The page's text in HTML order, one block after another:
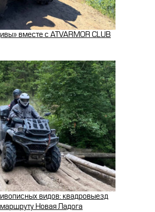
вместе с ATVARMOR CLUB
видов: квадровыезд
Новая Ладога